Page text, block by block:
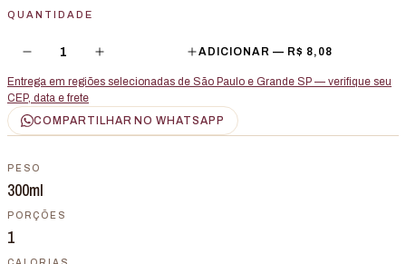
QUANTIDADE
1 ADICIONAR — R$ 8,08
Entrega em regiões selecionadas de São Paulo e Grande SP — verifique seu
CEP, data e frete
COMPARTILHAR NO WHATSAPP
PESO
300ml
PORÇÕES
1